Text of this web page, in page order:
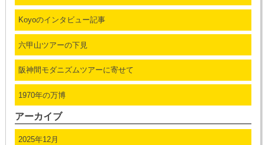
Koyoのインタビュー記事
六甲山ツアーの下見
阪神間モダニズムツアーに寄せて
1970年の万博
アーカイブ
2025年12月